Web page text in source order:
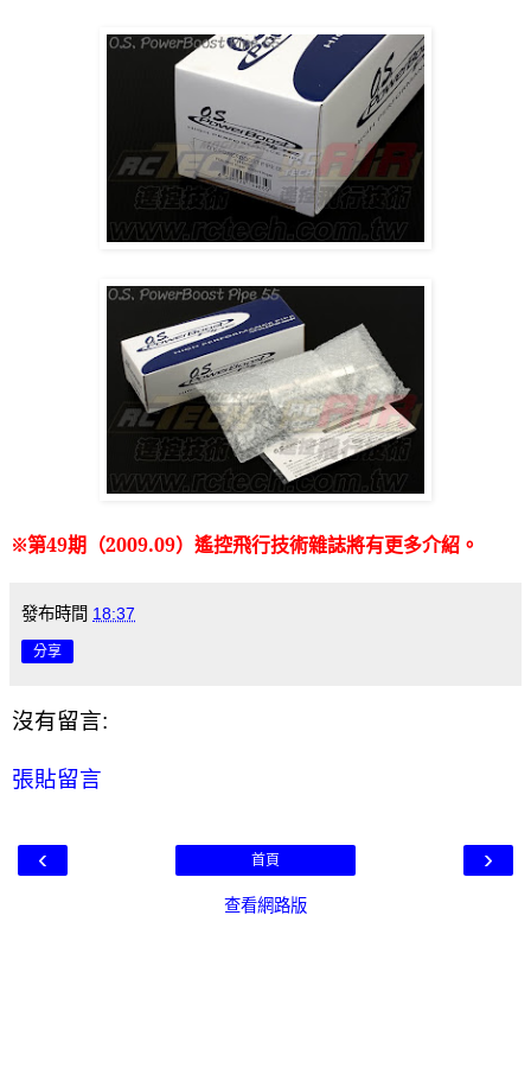
※第49期（2009.09）遙控飛行技術雜誌將有更多介紹。
發布時間 18:37
分享
沒有留言:
張貼留言
‹ ›
首頁
查看網路版